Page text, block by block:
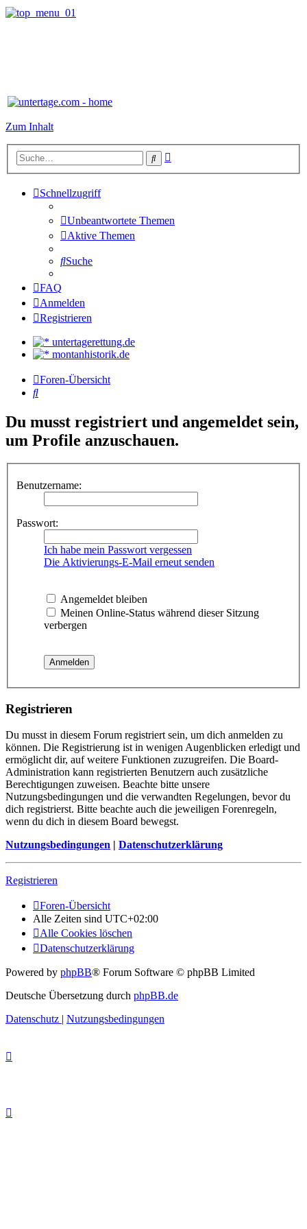
Zum Inhalt
Suche
Schnellzugriff
Unbeantwortete Themen
Aktive Themen
Suche
FAQ
Anmelden
Registrieren
untertagerettung.de
montanhistorik.de
Foren-Übersicht
Suche
Du musst registriert und angemeldet sein,
um Profile anzuschauen.
Benutzername:
Passwort:
Ich habe mein Passwort vergessen
Die Aktivierungs-E-Mail erneut senden
Angemeldet bleiben
Meinen Online-Status während dieser Sitzung
verbergen
Registrieren
Du musst in diesem Forum registriert sein, um dich anmelden zu
können. Die Registrierung ist in wenigen Augenblicken erledigt und
ermöglicht dir, auf weitere Funktionen zuzugreifen. Die Board-
Administration kann registrierten Benutzern auch zusätzliche
Berechtigungen zuweisen. Beachte bitte unsere
Nutzungsbedingungen und die verwandten Regelungen, bevor du
dich registrierst. Bitte beachte auch die jeweiligen Forenregeln,
wenn du dich in diesem Board bewegst.
Nutzungsbedingungen | Datenschutzerklärung
Registrieren
Foren-Übersicht
Alle Zeiten sind UTC+02:00
Alle Cookies löschen
Datenschutzerklärung
Powered by phpBB® Forum Software © phpBB Limited
Deutsche Übersetzung durch phpBB.de
Datenschutz | Nutzungsbedingungen